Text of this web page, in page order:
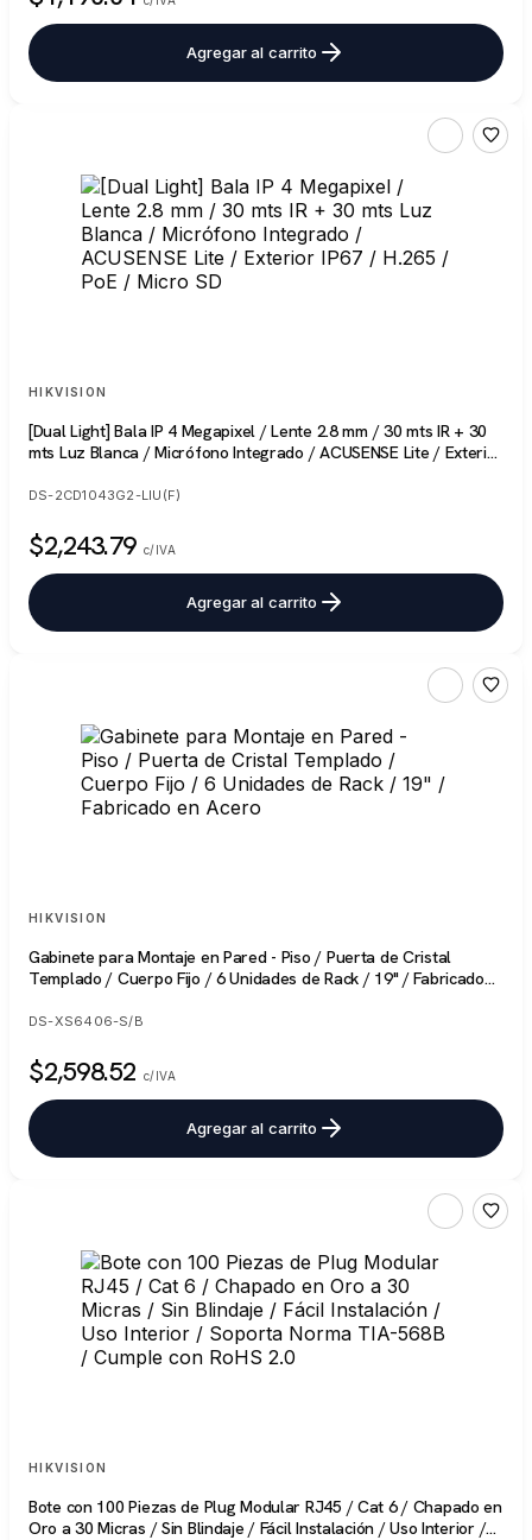
Agregar al carrito
HIKVISION
[Dual Light] Bala IP 4 Megapixel / Lente 2.8 mm / 30 mts IR + 30
mts Luz Blanca / Micrófono Integrado / ACUSENSE Lite / Exterior
DS-2CD1043G2-LIU(F)
$2,243.79 c/IVA
Agregar al carrito
HIKVISION
Gabinete para Montaje en Pared - Piso / Puerta de Cristal
Templado / Cuerpo Fijo / 6 Unidades de Rack / 19" / Fabricado
DS-XS6406-S/B
$2,598.52 c/IVA
Agregar al carrito
HIKVISION
Bote con 100 Piezas de Plug Modular RJ45 / Cat 6 / Chapado en
Oro a 30 Micras / Sin Blindaje / Fácil Instalación / Uso Interior /